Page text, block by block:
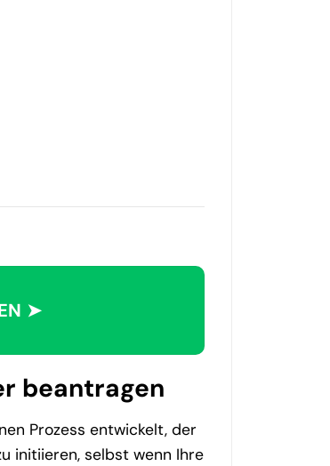
➤
beantragen
Prozess entwickelt, der
initiieren, selbst wenn Ihre